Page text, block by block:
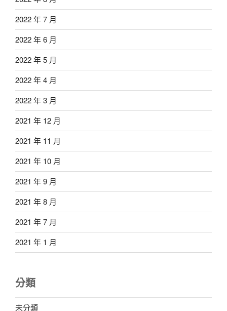
2022 年 7 月
2022 年 6 月
2022 年 5 月
2022 年 4 月
2022 年 3 月
2021 年 12 月
2021 年 11 月
2021 年 10 月
2021 年 9 月
2021 年 8 月
2021 年 7 月
2021 年 1 月
分類
未分類